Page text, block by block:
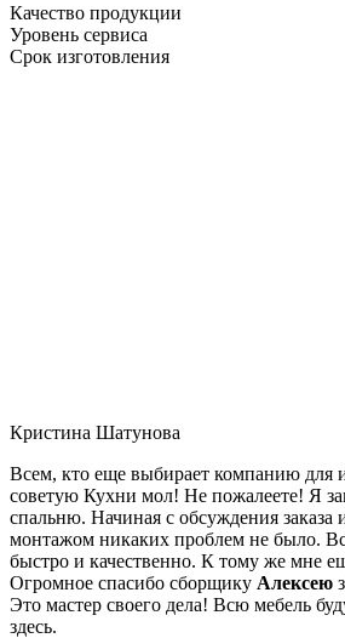
Качество продукции
Уровень сервиса
Срок изготовления
Кристина Шатунова
Всем, кто еще выбирает компанию для
советую Кухни мол! Не пожалеете! Я
спальню. Начиная с обсуждения заказа
монтажом никаких проблем не было.
быстро и качественно. К тому же мне
Огромное спасибо сборщику Алексею
Это мастер своего дела! Всю мебель
здесь.